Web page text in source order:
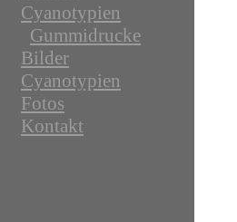
Cyanotypien
Gummidrucke
Bilder
Cyanotypien
Fotos
Kontakt